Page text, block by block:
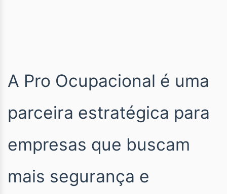
A Pro Ocupacional é uma
parceira estratégica para
empresas que buscam
mais segurança e